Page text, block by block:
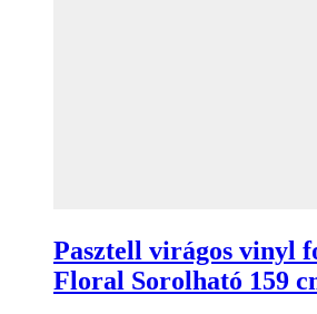
Pasztell virágos vinyl
Floral Sorolható 159